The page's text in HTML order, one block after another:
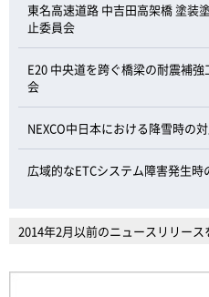
東名高速道路 中吉田高架橋 塗装
止委員会
E20 中央道を跨ぐ橋梁の耐震補
会
NEXCO中日本における降雪時の
広域的なETCシステム障害発生
2014年2月以前のニュースリリース